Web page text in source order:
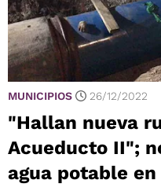
MUNICIPIOS 26/12/2022
"Hallan nueva
Acueducto II";
agua potable